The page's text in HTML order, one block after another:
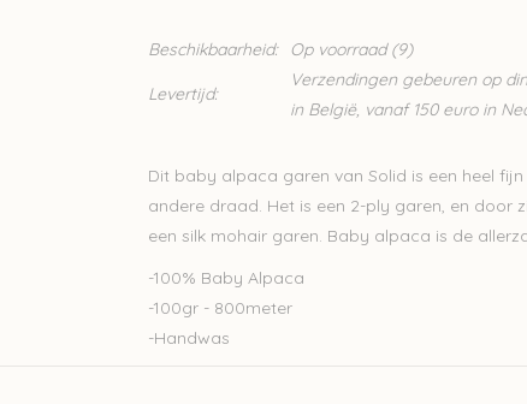
Beschikbaarheid: Op voorraad(9)
Levertijd:
Verzendingen gebeuren op
in België, vanaf 150 euro in
Dit baby alpaca garen van Solid is een heel
andere draad. Het is een 2-ply garen, en door
een silk mohair garen. Baby alpaca is de
-100% Baby Alpaca
-100gr - 800meter
-Handwas